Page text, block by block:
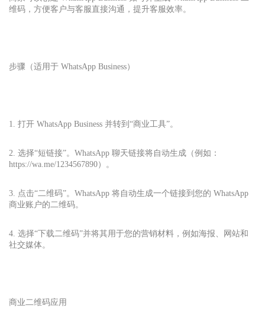
维码，方便客户与客服直接沟通，提升客服效率。
步骤（适用于 WhatsApp Business）
1. 打开 WhatsApp Business 并转到“商业工具”。
2. 选择“短链接”。WhatsApp 聊天链接将自动生成（例如：
https://wa.me/1234567890）。
3. 点击“二维码”。WhatsApp 将自动生成一个链接到您的 WhatsApp
商业账户的二维码。
4. 选择“下载二维码”并将其用于您的营销材料，例如海报、网站和
社交媒体。
商业二维码应用